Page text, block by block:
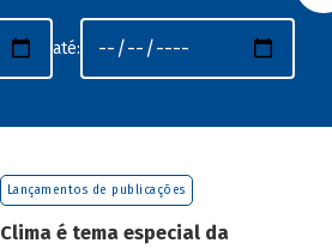
até:
Lançamentos de publicações
Clima é tema especial da